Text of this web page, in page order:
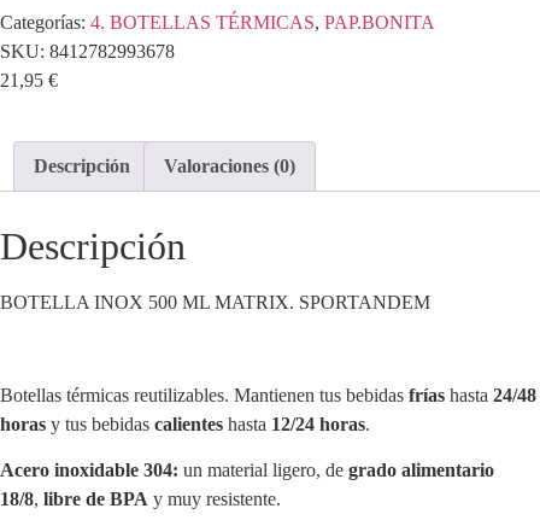
Categorías: 4. BOTELLAS TÉRMICAS, PAP.BONITA
SKU: 8412782993678
21,95 €
Descripción Valoraciones (0)
Descripción
BOTELLA INOX 500 ML MATRIX. SPORTANDEM
Botellas térmicas reutilizables. Mantienen tus bebidas frías hasta 24/48
horas y tus bebidas calientes hasta 12/24 horas.
Acero inoxidable 304: un material ligero, de grado alimentario
18/8, libre de BPA y muy resistente.